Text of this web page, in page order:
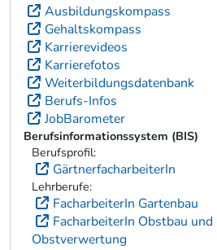
Ausbildungskompass
Gehaltskompass
Karrierevideos
Karrierefotos
Weiterbildungsdatenbank
Berufs-Infos
JobBarometer
Berufsinformationssystem (BIS)
Berufsprofil:
GärtnerfacharbeiterIn
Lehrberufe:
FacharbeiterIn Gartenbau
FacharbeiterIn Obstbau und
Obstverwertung